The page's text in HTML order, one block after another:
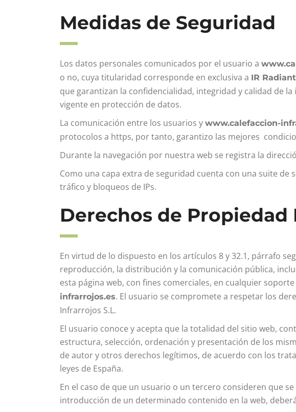
Medidas de Seguridad
Los datos personales comunicados por el usuario a
o no, cuya titularidad corresponde en exclusiva a IR Radiant
que garantizan la confidencialidad, integridad y calidad de
vigente en protección de datos.
La comunicación entre los usuarios y www.calefaccion-
protocolos a https, por tanto, garantizo las mejores
Durante la navegación por nuestra web se registra la
Como una capa extra de seguridad cuenta con una suite
tráfico y bloqueos de IPs.
Derechos de
En virtud de lo dispuesto en los artículos 8 y 32.1, párrafo
reproducción, la distribución y la comunicación pública,
esta página web, con fines comerciales, en cualquier
infrarrojos.es. El usuario se compromete a respetar los
Infrarrojos S.L.
El usuario conoce y acepta que la totalidad del sitio web,
estructura, selección, ordenación y presentación de los
de autor y otros derechos legítimos, de acuerdo con los
leyes de España.
En el caso de que un usuario o un tercero consideren que
introducción de un determinado contenido en la web,